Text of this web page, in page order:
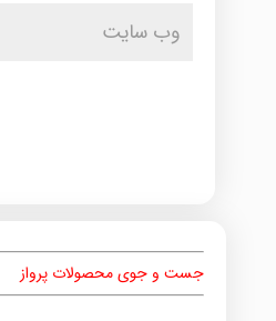
جست و جوی محصولات پرواز